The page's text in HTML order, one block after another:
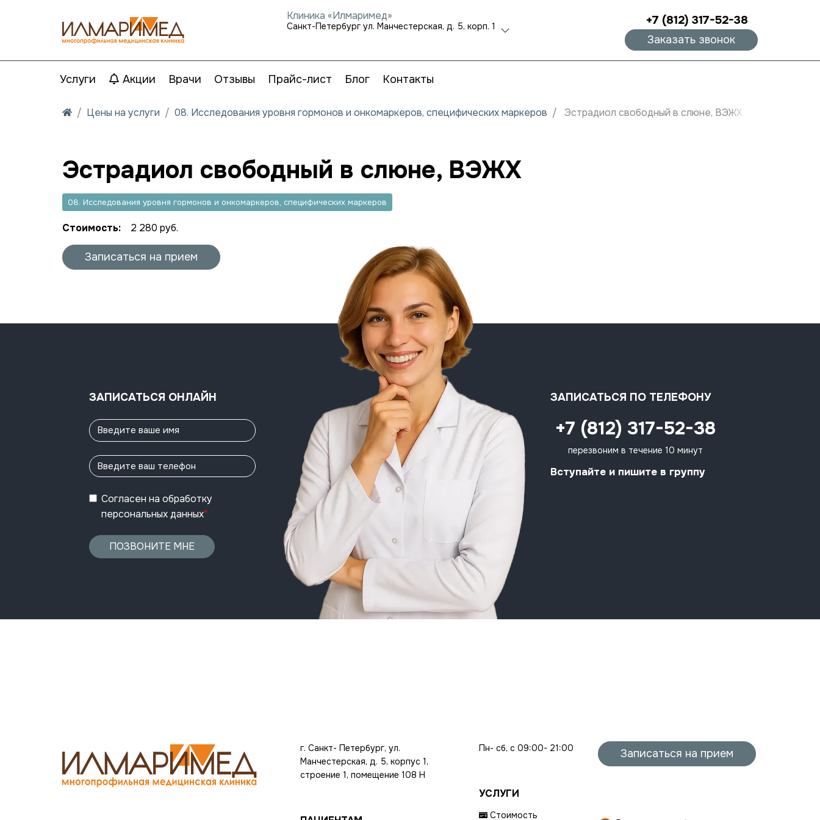
Клиника «Илмаримед»
Санкт-Петербург ул. Манчестерская, д. 5, корп. 1 +7 (812) 317-52-38
Заказать звонок
Услуги Акции Врачи Отзывы Прайс-лист Блог Контакты
Цены на услуги 08. Исследования уровня гормонов и онкомаркеров, специфических маркеров Эстрадиол свободный в слюне, ВЭЖХ
Эстрадиол свободный в слюне, ВЭЖХ
08. Исследования уровня гормонов и онкомаркеров, специфических маркеров
Стоимость: 2 280 руб.
Записаться на прием
ЗАПИСАТЬСЯ ОНЛАЙН
Согласен на обработку
персональных данных*
ПОЗВОНИТЕ МНЕ
ЗАПИСАТЬСЯ ПО ТЕЛЕФОНУ
+7 (812) 317-52-38
перезвоним в течение 10 минут
Вступайте и пишите в группу
г. Санкт- Петербург, ул.
Манчестерская, д. 5, корпус 1,
строение 1, помещение 108 Н
Пн- сб, с 09:00- 21:00
УСЛУГИ
Стоимость
Записаться на прием